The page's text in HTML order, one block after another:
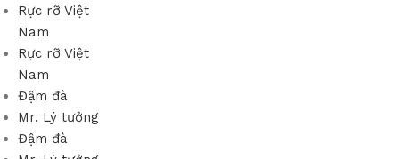
Rực rỡ Việt
Nam
Rực rỡ Việt
Nam
Đậm đà
Mr. Lý tưởng
Đậm đà